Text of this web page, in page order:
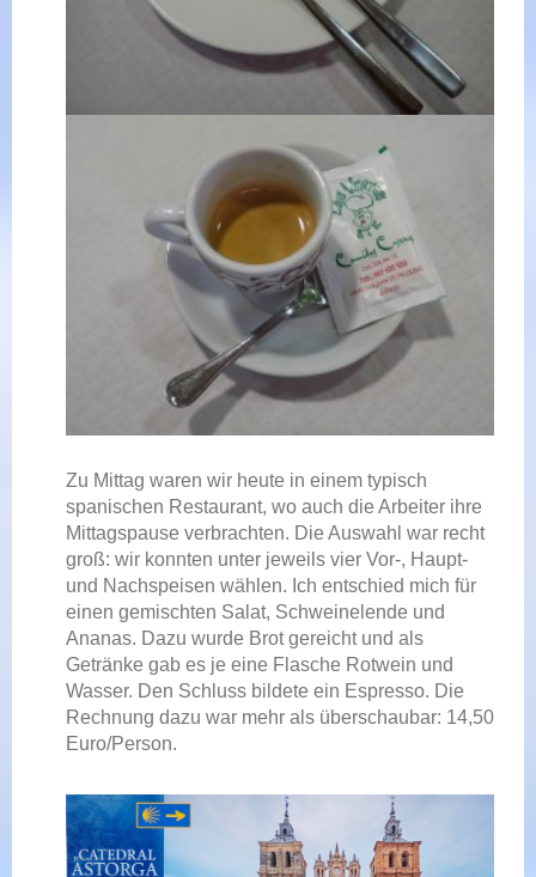
Zu Mittag waren wir heute in einem typisch
spanischen Restaurant, wo auch die Arbeiter ihre
Mittagspause verbrachten. Die Auswahl war recht
groß: wir konnten unter jeweils vier Vor-, Haupt-
und Nachspeisen wählen. Ich entschied mich für
einen gemischten Salat, Schweinelende und
Ananas. Dazu wurde Brot gereicht und als
Getränke gab es je eine Flasche Rotwein und
Wasser. Den Schluss bildete ein Espresso. Die
Rechnung dazu war mehr als überschaubar: 14,50
Euro/Person.